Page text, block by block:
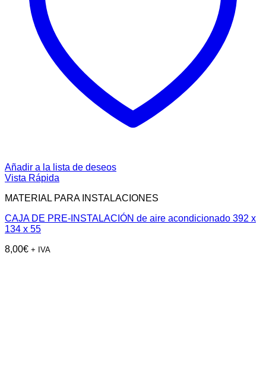
Añadir a la lista de deseos
Vista Rápida
MATERIAL PARA INSTALACIONES
CAJA DE PRE-INSTALACIÓN de aire acondicionado 392 x
134 x 55
8,00€ + IVA